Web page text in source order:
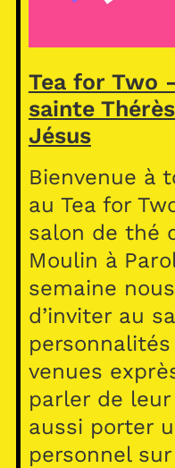
Tea for Two
sainte
Jésus
Bienvenue à
au Tea for
salon de thé
Moulin à
semaine
d’inviter au
venues
parler de
aussi porter
personnel